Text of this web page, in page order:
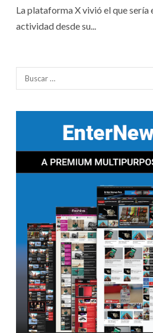
La plataforma X vivió el que sería
actividad desde su...